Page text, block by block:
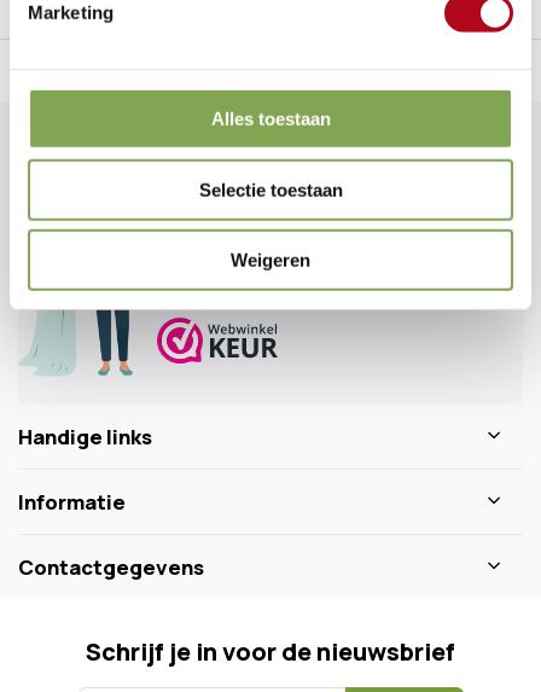
Marketing
Alles toestaan
Selectie toestaan
Weigeren
Nederland.* 14dagen bedenktijd Al28 jaarde tuinspecialist
Klantenservice
Veelgestelde vragen
0346 218 111
info@dewiltfang.nl
Handige links
Informatie
Contactgegevens
Schrijf je in voor de nieuwsbrief